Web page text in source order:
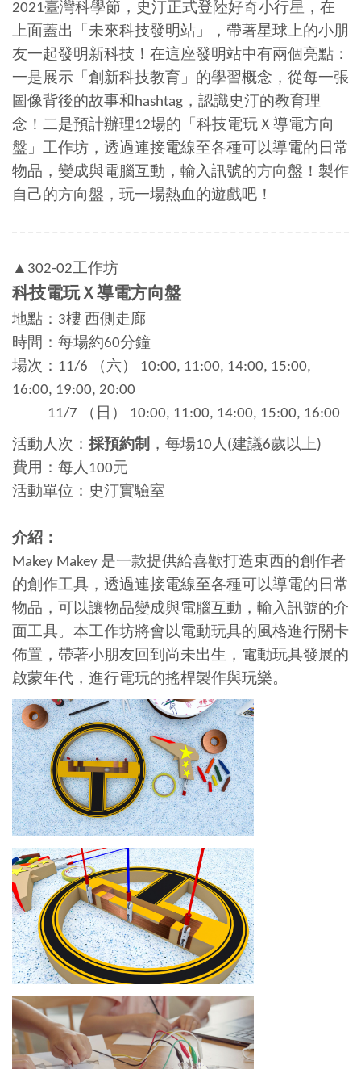
2021臺灣科學節，史汀正式登陸好奇小行星，在
上面蓋出「未來科技發明站」，帶著星球上的小朋
友一起發明新科技！在這座發明站中有兩個亮點：
一是展示「創新科技教育」的學習概念，從每一張
圖像背後的故事和hashtag，認識史汀的教育理
念！二是預計辦理12場的「科技電玩Ｘ導電方向
盤」工作坊，透過連接電線至各種可以導電的日常
物品，變成與電腦互動，輸入訊號的方向盤！製作
自己的方向盤，玩一場熱血的遊戲吧！
▲302-02工作坊
科技電玩Ｘ導電方向盤
地點：3樓 西側走廊
時間：每場約60分鐘
場次：11/6 （六） 10:00, 11:00, 14:00, 15:00,
16:00, 19:00, 20:00
11/7 （日） 10:00, 11:00, 14:00, 15:00, 16:00
活動人次： 採預約制 ，每場10人(建議6歲以上)
費用：每人100元
活動單位：史汀實驗室
介紹：
Makey Makey 是一款提供給喜歡打造東西的創作者
的創作工具，透過連接電線至各種可以導電的日常
物品，可以讓物品變成與電腦互動，輸入訊號的介
面工具。本工作坊將會以電動玩具的風格進行關卡
佈置，帶著小朋友回到尚未出生，電動玩具發展的
啟蒙年代，進行電玩的搖桿製作與玩樂。